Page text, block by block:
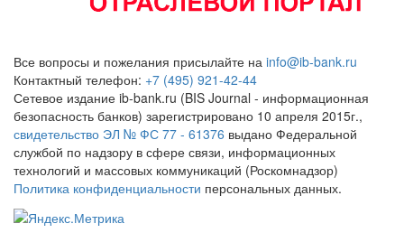
Все вопросы и пожелания присылайте на info@ib-bank.ru
Контактный телефон: +7 (495) 921-42-44
Сетевое издание ib-bank.ru (BIS Journal - информационная
безопасность банков) зарегистрировано 10 апреля 2015г.,
свидетельство ЭЛ № ФС 77 - 61376 выдано Федеральной
службой по надзору в сфере связи, информационных
технологий и массовых коммуникаций (Роскомнадзор)
Политика конфиденциальности персональных данных.